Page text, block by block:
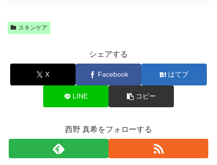
スキンケア
シェアする
X Facebook はてブ
LINE コピー
西野 真希をフォローする